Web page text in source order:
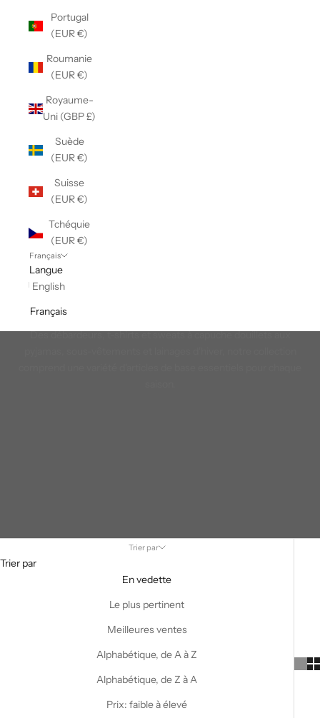
Portugal
(EUR €)
Roumanie
(EUR €)
Royaume-
Uni (GBP £)
Suède
(EUR €)
Suisse
(EUR €)
Tchéquie
(EUR €)
Français
Langue
English
Français
chacun reflétant l'essence du style et du patrimoine canadiens.
Des débardeurs, t-shirts et sweats à capuche douillets aux
Trier par
Trier par
En vedette
Le plus pertinent
Meilleures ventes
Alphabétique, de A à Z
Alphabétique, de Z à A
Prix: faible à élevé